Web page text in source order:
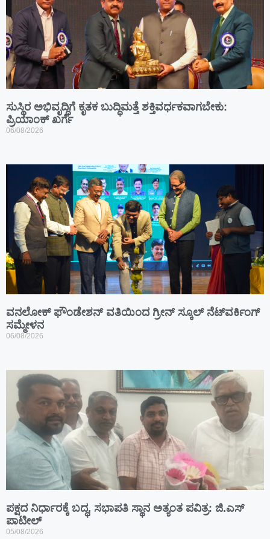
ಸುಸ್ಥಿರ ಅಭಿವೃದ್ಧಿಗೆ ಕೃತಕ ಬುದ್ಧಿಮತ್ತೆ ಶಕ್ತಿವರ್ಧಕವಾಗಬೇಕು:
ಪ್ರಿಯಾಂಕ್ ಖರ್ಗೆ
06/08/2026
ವನಲೋಕ್ ಫೌಂಡೇಶನ್ ವತಿಯಿಂದ ಗ್ರೀನ್ ಸ್ಕೂಲ್ ನೆಟ್‌ವರ್ಕಿಂಗ್
ಸಮ್ಮೇಳನ
06/08/2026
ಪಕ್ಷದ ನಿರ್ಧಾರಕ್ಕೆ ಬದ್ಧ, ಸಭಾಪತಿ ಸ್ಥಾನ ಅತ್ಯಂತ ಪವಿತ್ರ: ಜಿ.ಎಸ್
ಪಾಟೀಲ್
05/08/2026